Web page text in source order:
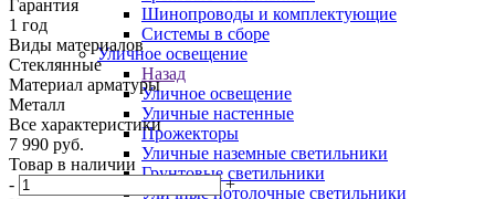
Шинопроводы и комплектующие
Системы в сборе
Уличное освещение
Назад
Уличное освещение
Уличные настенные
Прожекторы
Уличные наземные светильники
Грунтовые светильники
Уличные потолочные светильники
Гарантия
1 год
Виды материалов
Стеклянные
Материал арматуры
Металл
Все характеристики
7 990 руб.
Товар в наличии
-
+